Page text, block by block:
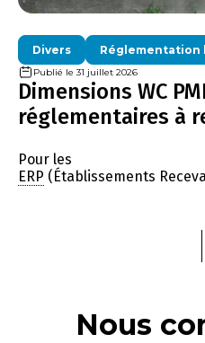
Divers Réglementation
Publié le 31 juillet 2026
Dimensions WC
réglementaires à
Pour les
ERP (Établissements
Nous